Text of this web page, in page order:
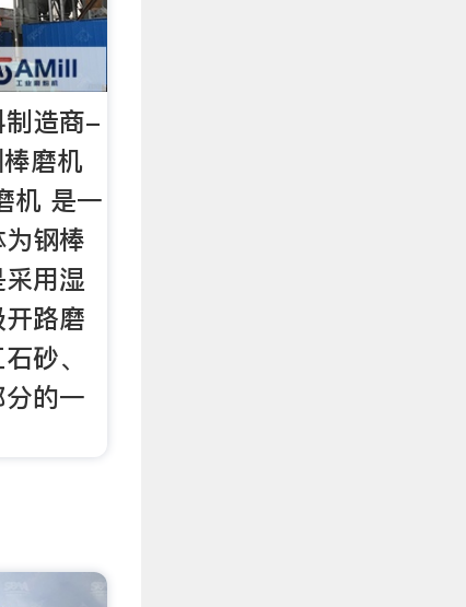
制造商-
磨机
机 是一
钢棒
用湿
路磨
砂、
的一